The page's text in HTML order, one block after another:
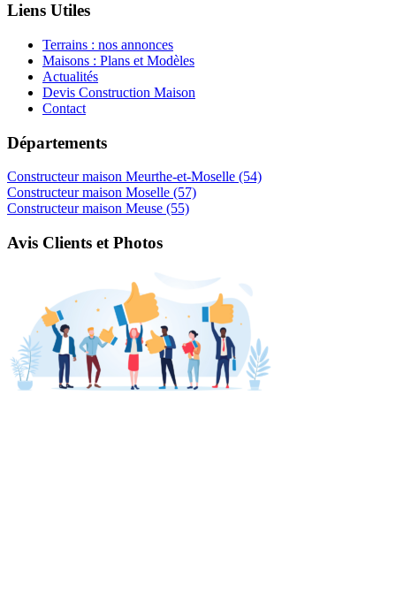
Liens Utiles
Terrains : nos annonces
Maisons : Plans et Modèles
Actualités
Devis Construction Maison
Contact
Départements
Constructeur maison Meurthe-et-Moselle (54)
Constructeur maison Moselle (57)
Constructeur maison Meuse (55)
Avis Clients et Photos